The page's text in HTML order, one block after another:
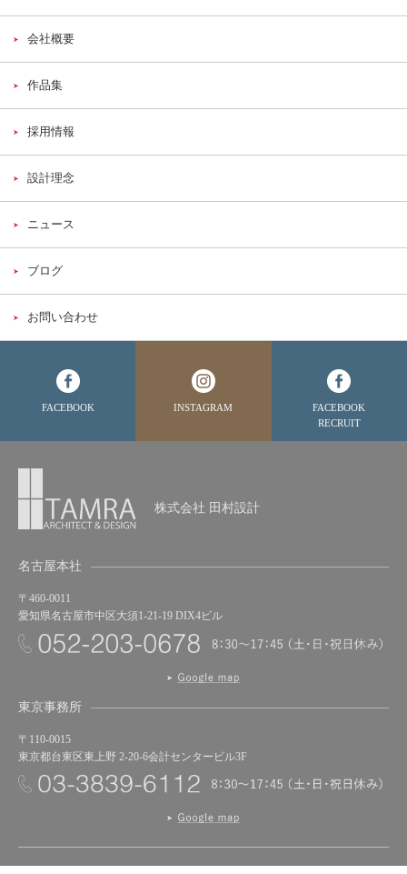
会社概要
作品集
採用情報
設計理念
ニュース
ブログ
お問い合わせ
FACEBOOK INSTAGRAM
FACEBOOK
RECRUIT
株式会社 田村設計
名古屋本社
〒460-0011
愛知県名古屋市中区大須1-21-19 DIX4ビル
東京事務所
〒110-0015
東京都台東区東上野 2-20-6会計センタービル3F